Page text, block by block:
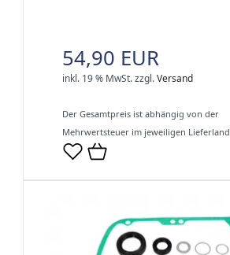
54,90 EUR
inkl. 19 % MwSt.zzgl.Versand
Der Gesamtpreis ist abhängig von der
Mehrwertsteuer im jeweiligen Lieferland.